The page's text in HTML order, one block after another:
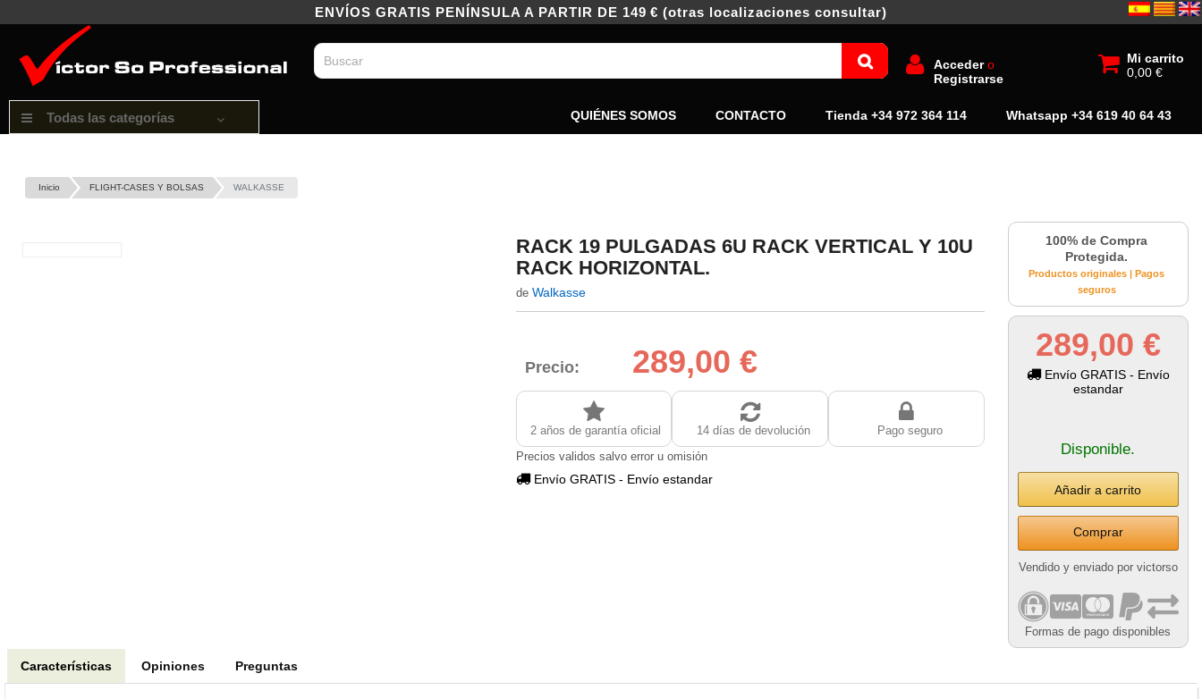
ENVÍOS GRATIS PENÍNSULA A PARTIR DE 149 € (otras localizaciones consultar)
Mi carrito
0,00 €
Accedero
Registrarse
Todas las categorías QUIÉNES SOMOS CONTACTO Tienda +34 972 364 114 Whatsapp +34 619 40 64 43
Inicio FLIGHT-CASES Y BOLSAS WALKASSE
RACK 19 PULGADAS 6U RACK VERTICAL Y 10U
RACK HORIZONTAL.
de Walkasse
Precio: 289,00 €
2 años de garantía oficial 14 días de devolución
Pago seguro
Precios validos salvo error u omisión
Envío GRATIS - Envío estandar
100% de Compra
Protegida.
Productos originales | Pagos
seguros
289,00 €
Envío GRATIS - Envío
estandar
Disponible.
Comprar
Vendido y enviado por victorso
Formas de pago disponibles
Características Opiniones Preguntas